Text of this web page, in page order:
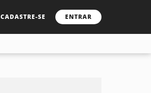
CADASTRE-SE ENTRAR